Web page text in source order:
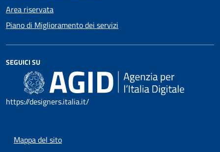
Area riservata
Piano di Miglioramento dei servizi
SEGUICI SU
https://designers.italia.it/
Mappa del sito